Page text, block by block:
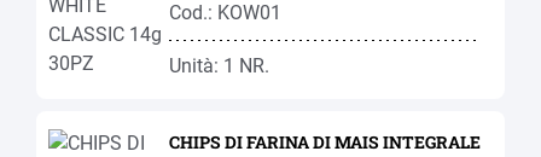
Cod.: KOW01
Unità: 1 NR.
CHIPS DI FARINA DI MAIS INTEGRALE